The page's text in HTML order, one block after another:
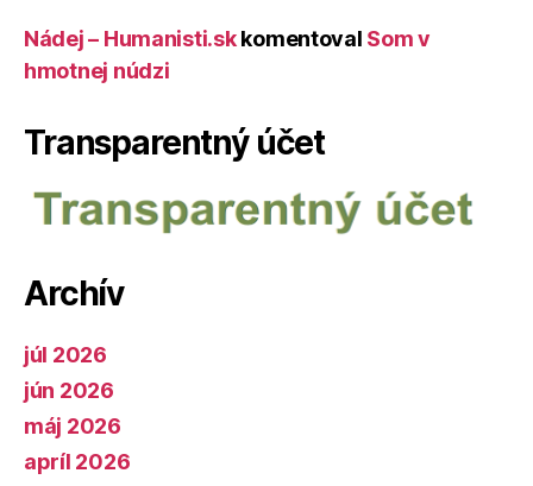
Nádej – Humanisti.skkomentoval Som v
hmotnej núdzi
Transparentný účet
Archív
júl 2026
jún 2026
máj 2026
apríl 2026